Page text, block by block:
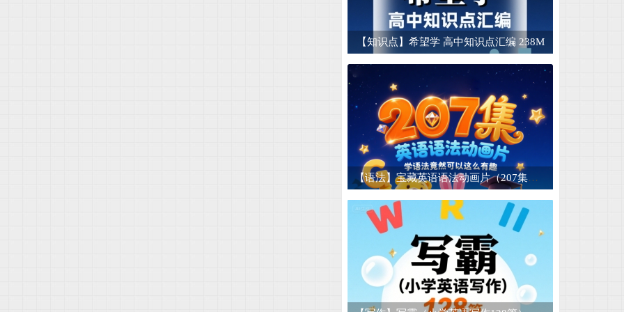
【短文】英语晨读美文短文合集 适合晨读和
50种酱腌菜技术商业配方 腌菜大全套 腌菜技
17 【睡前故事】儿童睡前故事mp3电子版幼儿音
18 【早教认字】儿童认字卡片可打印-1500张 4.
【图片素材】山川湖泊湖水倒影高山脉河流小
20 【儿童成长】儿童迷宫模板图片素材宝宝幼儿
【知识点】希望学 高中知识点汇编 238M
【语法】宝藏英语语法动画片（207集） 学语法竟然可以